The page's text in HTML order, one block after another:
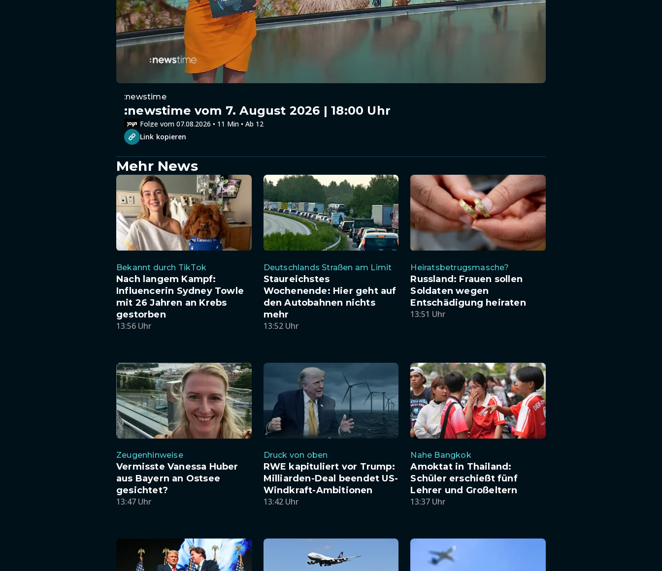
:newstime
:newstime vom 7. August 2026 | 18:00 Uhr
Folge vom 07.08.2026 • 11 Min • Ab 12
Link kopieren
Mehr News
Bekannt durch TikTok
Nach langem Kampf:
Influencerin Sydney Towle
mit 26 Jahren an Krebs
gestorben
13:56 Uhr
Deutschlands Straßen am Limit
Staureichstes
Wochenende: Hier geht auf
den Autobahnen nichts
mehr
13:52 Uhr
Heiratsbetrugsmasche?
Russland: Frauen sollen
Soldaten wegen
Entschädigung heiraten
13:51 Uhr
Zeugenhinweise
Vermisste Vanessa Huber
aus Bayern an Ostsee
gesichtet?
13:47 Uhr
Druck von oben
RWE kapituliert vor Trump:
Milliarden-Deal beendet US-
Windkraft-Ambitionen
13:42 Uhr
Nahe Bangkok
Amoktat in Thailand:
Schüler erschießt fünf
Lehrer und Großeltern
13:37 Uhr